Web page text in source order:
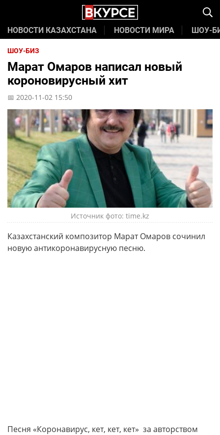
НОВОСТИ КАЗАХСТАНА НОВОСТИ МИРА ШОУ-
ШОУ-БИЗ
Марат Омаров написал новый
короновирусный хит
📅 2020-11-02 15:50
Источник фото: time.kz
Казахстанский композитор Марат Омаров сочинил
новую антикоронавирусную песню.
Песня «Коронавирус, кет, кет, кет» за авторством